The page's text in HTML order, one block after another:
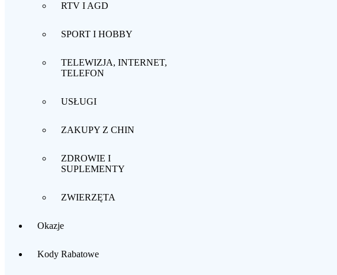
RTV I AGD
SPORT I HOBBY
TELEWIZJA, INTERNET,
TELEFON
USŁUGI
ZAKUPY Z CHIN
ZDROWIE I
SUPLEMENTY
ZWIERZĘTA
Okazje
Kody Rabatowe